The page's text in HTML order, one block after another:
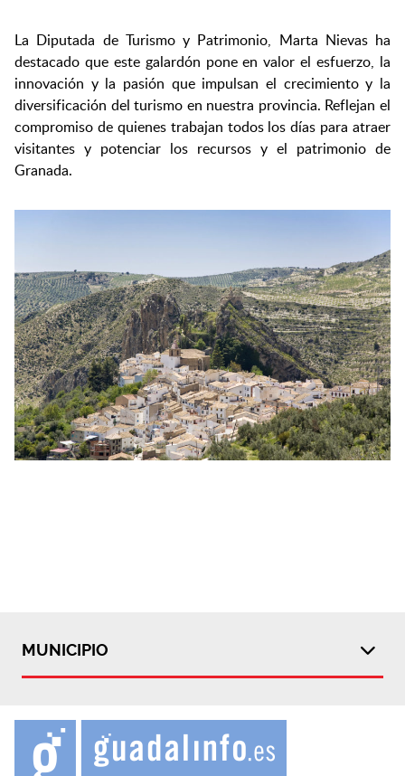
La Diputada de Turismo y Patrimonio, Marta Nievas ha
destacado que este galardón pone en valor el esfuerzo, la
innovación y la pasión que impulsan el crecimiento y la
diversificación del turismo en nuestra provincia. Reflejan el
compromiso de quienes trabajan todos los días para atraer
visitantes y potenciar los recursos y el patrimonio de
Granada.
MUNICIPIO